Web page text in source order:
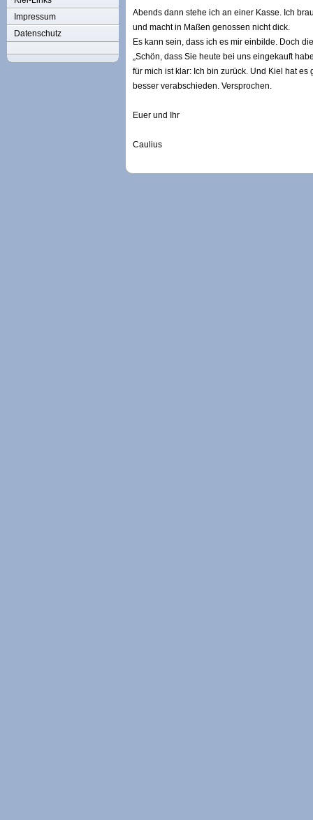
Impressum
Datenschutz
Abends dann stehe ich an einer Kasse. Ich
und macht in Maßen genossen nicht dick.
Es kann sein, dass ich es mir einbilde. Doch
„Schön, dass Sie heute bei uns eingekauft
für mich ist klar: Ich bin zurück. Und Kiel hat
besser verabschieden. Versprochen.
Euer und Ihr
Caulius